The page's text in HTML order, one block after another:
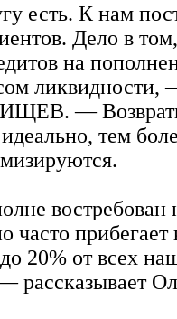
есть. К нам
Дело в
на
ликвидности,
—
тем
востребован
часто прибегает
20% от всех
рассказывает